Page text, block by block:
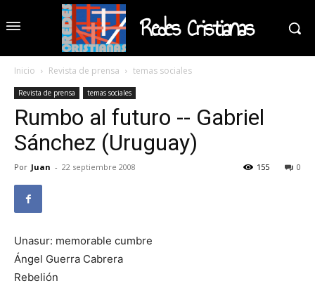
Redes Cristianas
Inicio Revista de prensa temas sociales
Revista de prensa temas sociales
Rumbo al futuro -- Gabriel
Sánchez (Uruguay)
Por Juan - 22 septiembre 2008 0
155
Unasur: memorable cumbre
Ángel Guerra Cabrera
Rebelión